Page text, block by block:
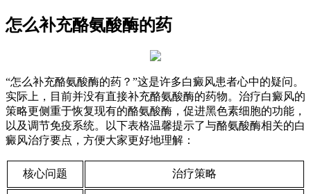
怎么补充酪氨酸酶的药
“怎么补充酪氨酸酶的药？”这是许多白癜风患者心中的疑问。
实际上，目前并没有直接补充酪氨酸酶的药物。治疗白癜风的
策略更侧重于恢复现有的酪氨酸酶，促进黑色素细胞的功能，
以及调节免疫系统。以下表格温馨提示了与酪氨酸酶相关的白
癜风治疗要点，方便大家更好地理解：
核心问题 治疗策略